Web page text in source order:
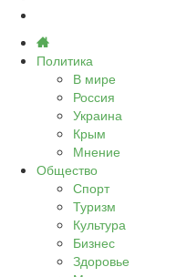
Политика
В мире
Россия
Украина
Крым
Мнение
Общество
Спорт
Туризм
Культура
Бизнес
Здоровье